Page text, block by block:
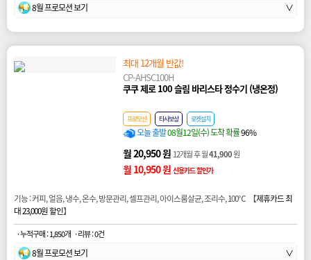
8월 프로모션 보기 ∨
최대 12개월 반값!
CP-AHSC100H
쿠쿠 제로 100 슬림 바리스타 정수기 (냉온정)
프로모션 타사보상 로켓설치
오늘 출발08월12일(수) 도착 확률96%
월 20,950 원 12개월 후 월41,900원
월 10,950 원 신용카드 할인가
기능 : 커피, 얼음, 냉수, 온수, 방문관리, 셀프관리, 아이스룸살균, 조리수, 100℃ 【제휴카드 최
대 23,000원 할인】
· 누적구매 : 1,850개 · 리뷰 : 0건
8월 프로모션 보기 ∨